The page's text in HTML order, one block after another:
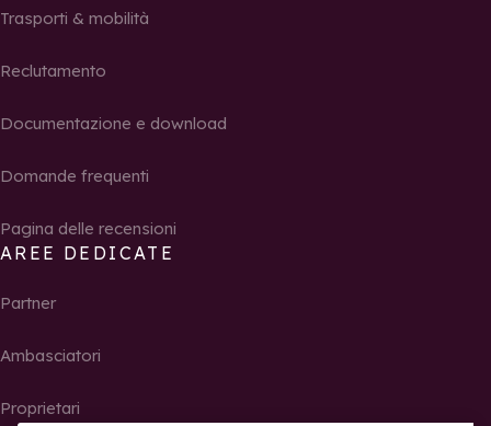
Trasporti & mobilità
Reclutamento
Documentazione e download
Domande frequenti
Pagina delle recensioni
AREE DEDICATE
Partner
Ambasciatori
Proprietari